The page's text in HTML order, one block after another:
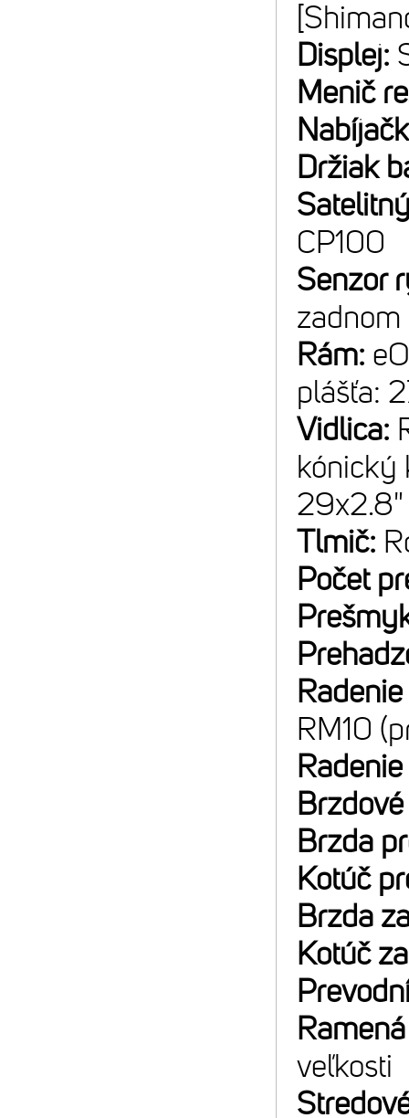
Displej:
Menič
Držiak
CP100
Senzor
Rám:
plášťa:
Vidlica:
kónický
29x2.8"
Tlmič:
Počet
RM10
Brzda
Kotúč
Brzda
Kotúč
veľkosti